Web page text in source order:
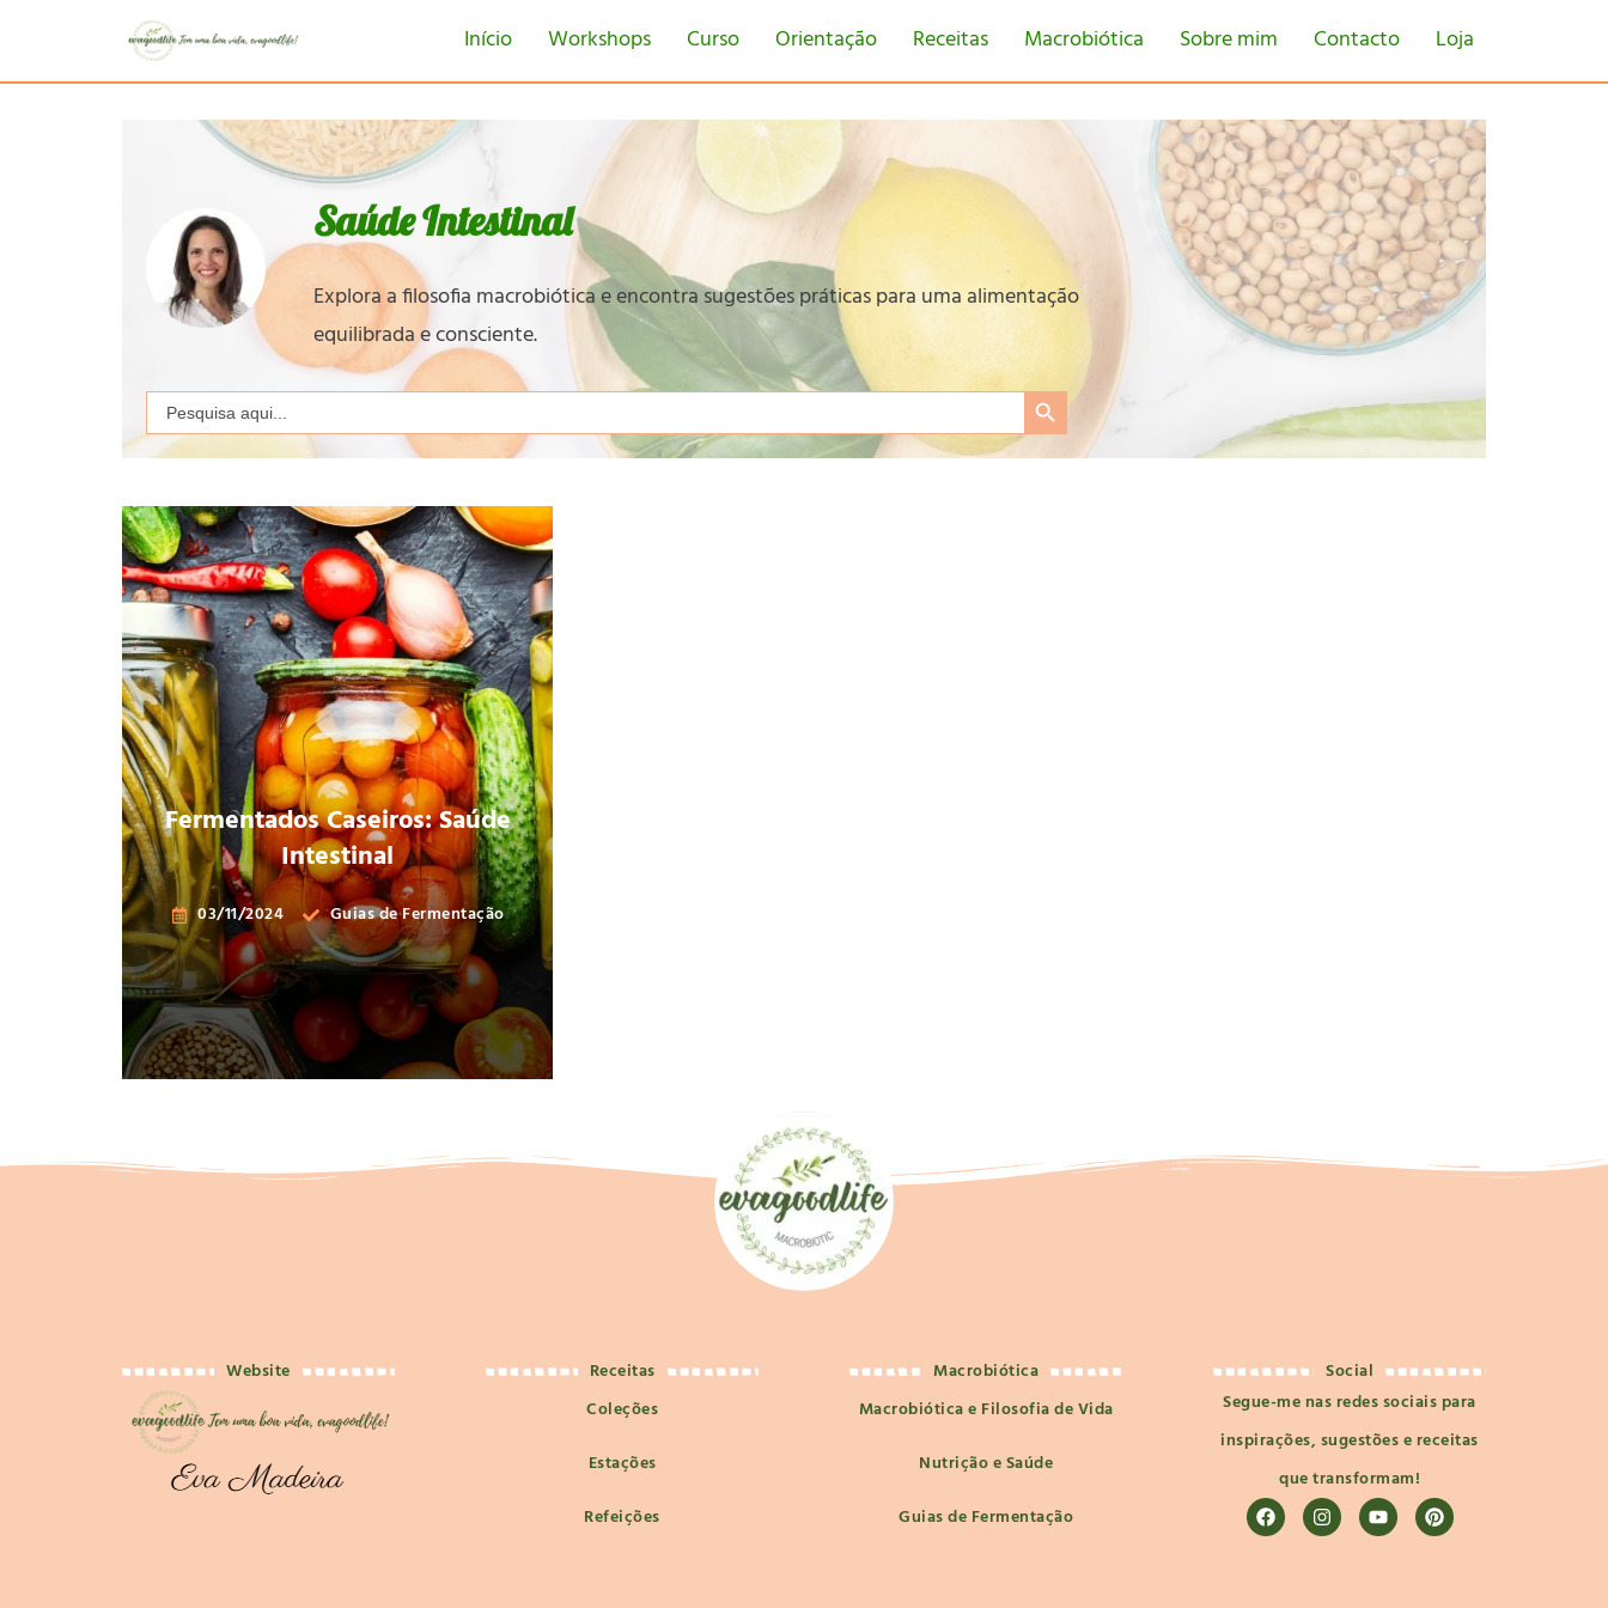
Início Workshops Curso Orientação Receitas Macrobiótica Sobre mim Contacto Loja
Saúde Intestinal
Explora a filosofia macrobiótica e encontra sugestões práticas para uma alimentação
equilibrada e consciente.
Search
for:
Search Button
Fermentados Caseiros: Saúde
Intestinal
03/11/2024 Guias de Fermentação
Website
Receitas
Coleções
Estações
Refeições
Macrobiótica
Macrobiótica e Filosofia de Vida
Nutrição e Saúde
Guias de Fermentação
Social
Segue-me nas redes sociais para
inspirações, sugestões e receitas
que transformam!